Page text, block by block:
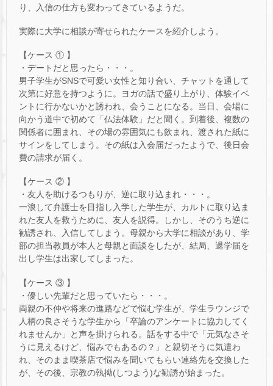
り、入信の仕方も変わってきているようだ。
実際に大学に相談が寄せられたケースを紹介しよう。
【ケース ① 】
・デートだと思ったら・・・。
男子学生がSNSで可愛い女性と知り合い、チャットを通して
次第に好意を持つように。ヨガの話で盛り上がり、体験イベ
ントに行かないかと誘われ、会うことになる。当日、会場に
向かう道中で初めて「仏法体験」だと聞く。到着後、複数の
関係者に囲まれ、その場の雰囲気にも飲まれ、渡された紙に
サインをしてしまう。その紙は入会届だったようで、後日会
費の請求が届く。
【ケース ② 】
・友人を助けるつもりが、逆に取り込まれ・・・。
一浪して弁護士を目指し入学した学生が、カルトに取り込ま
れた友人を救うために、友人を説得。しかし、そのうち逆に
勧誘され、入信してしまう。母親から大学に相談があり、学
部の担当教員が本人と母親と面談をしたが、結局、退学届を
出し学生は出家してしまった。
【ケース ③ 】
・優しい先輩だと思っていたら・・・。
両親の不仲や将来の進路などで悩む学生が、学生ラウンジで
人柄の良さそうな学生から「卒論のアンケートに協力してく
れませんか」と声を掛けられる。話をする中で「元気なさそ
うに見えるけど、悩みでもあるの？」と親切そうに気遣わ
れ、そのまま喫茶店で悩みを聞いてもらい連絡先を交換した
が、その後、宗教の執拗(しつよう)な勧誘が始まった。